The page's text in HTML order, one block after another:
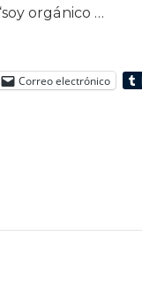
orgánico …
Correo electrónico